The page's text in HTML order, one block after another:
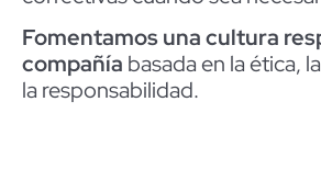
Fomentamos una cultura
compañía basada en la ética,
la responsabilidad.